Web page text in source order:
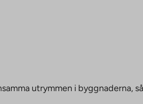
utrymmen i byggnaderna,